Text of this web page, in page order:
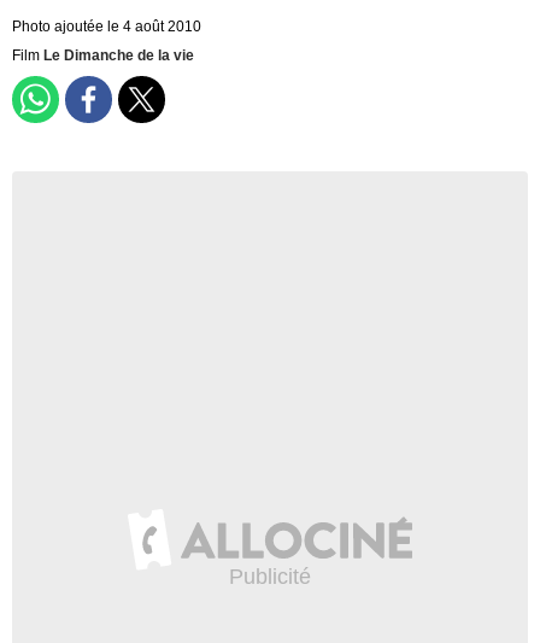
Photo ajoutée le 4 août 2010
Film Le Dimanche de la vie